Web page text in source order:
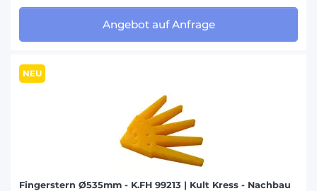
Angebot auf Anfrage
NEU
Fingerstern Ø535mm - K.FH 99213 | Kult Kress - Nachbau